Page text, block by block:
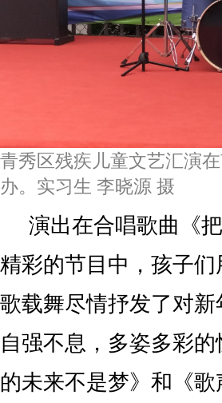
青秀区残疾儿童文艺汇演
办。实习生 李晓源 摄
演出在合唱歌曲《
精彩的节目中，孩子
歌载舞尽情抒发了对
自强不息，多姿多彩
的未来不是梦》和《